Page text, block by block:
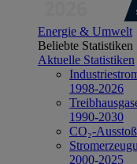
Energie & Umwelt
Beliebte Statistiken
Aktuelle Statistiken
1998-2026
1990-2030
CO₂-
2000-2025